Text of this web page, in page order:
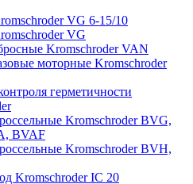
VG 6-15/10
VG
Kromschroder VAN
моторные Kromschroder
герметичности
Kromschroder BVG,
BVAF
Kromschroder BVH,
Kromschroder IC 20